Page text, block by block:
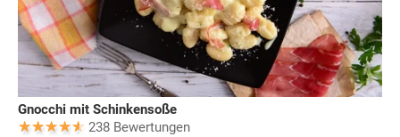
Gnocchi mit Schinkensoße
238 Bewertungen